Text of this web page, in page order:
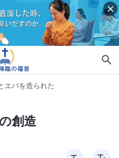
エバを造られた
創造